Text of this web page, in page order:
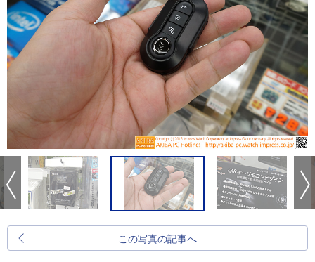
この写真の記事へ